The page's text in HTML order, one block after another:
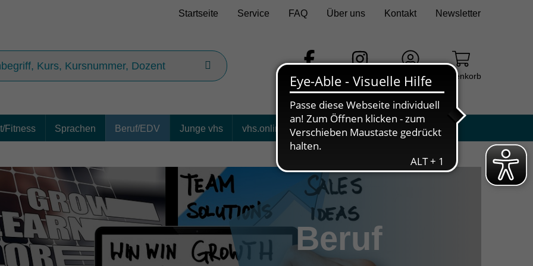
Startseite Service FAQ Über uns Kontakt Newsletter
Facebook Instagram Login Warenkorb
Fitness Sprachen Beruf/EDV Junge vhs vhs.online
Beruf